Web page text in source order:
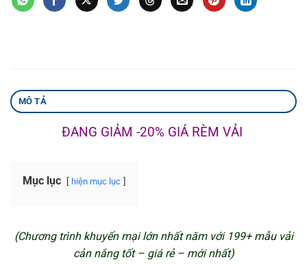
MÔ TẢ
ĐANG GIẢM -20% GIÁ RÈM VẢI
Mục lục hiện mục lục
(Chương trình khuyến mại lớn nhất năm với 199+ mẫu vải
cản nắng tốt – giá rẻ – mới nhất)